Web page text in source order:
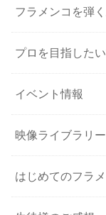
フラメンコを弾
プロを目指した
イベント情報
映像ライブラリー
はじめてのフラ